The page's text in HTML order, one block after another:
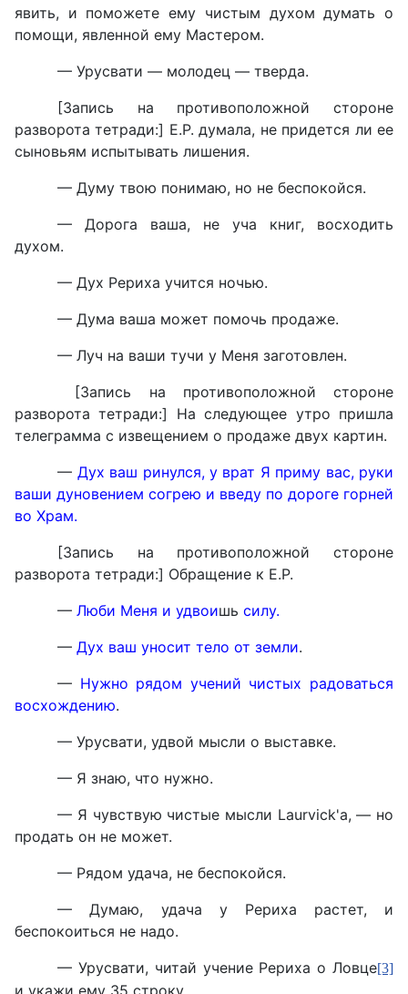
явить, и поможете ему чистым духом думать о
помощи, явленной ему Мастером.
— Урусвати — молодец — тверда.
[Запись на противоположной стороне
разворота тетради:] Е.Р. думала, не придется ли ее
сыновьям испытывать лишения.
— Думу твою понимаю, но не беспокойся.
— Дорога ваша, не уча книг, восходить
духом.
— Дух Рериха учится ночью.
— Дума ваша может помочь продаже.
— Луч на ваши тучи у Меня заготовлен.
[Запись на противоположной стороне
разворота тетради:] На следующее утро пришла
телеграмма с извещением о продаже двух картин.
— Дух ваш ринулся, у врат Я приму вас, руки
ваши дуновением согрею и введу по дороге горней
во Храм.
[Запись на противоположной стороне
разворота тетради:] Обращение к Е.Р.
—Люби Меня и удвоишьсилу.
—Дух ваш уносит тело от земли.
— Нужно рядом учений чистых радоваться
восхождению.
— Урусвати, удвой мысли о выставке.
— Я знаю, что нужно.
— Я чувствую чистые мысли Laurvick'a, — но
продать он не может.
— Рядом удача, не беспокойся.
— Думаю, удача у Рериха растет, и
беспокоиться не надо.
— Урусвати, читай учение Рериха о Ловце[3]
и укажи ему 35 строку.